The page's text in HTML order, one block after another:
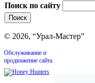
Поиск по сайту
© 2026, “Урал-Мастер”
Обслуживание и
продвижение сайта